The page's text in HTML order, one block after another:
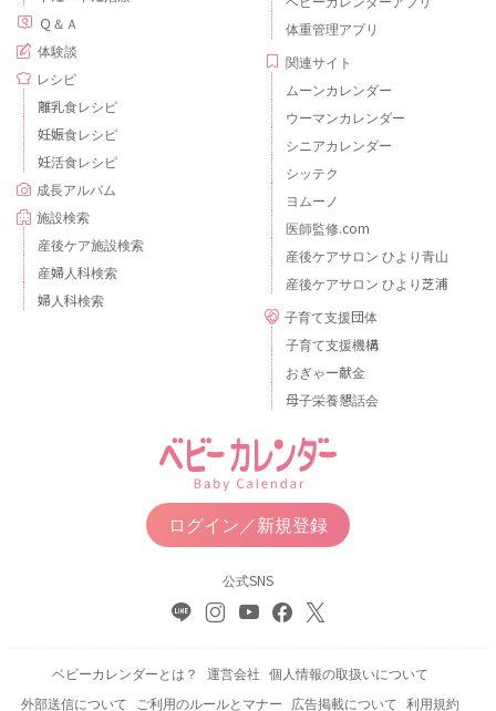
Ｑ＆Ａ
体験談
レシピ
離乳食レシピ
妊娠食レシピ
妊活食レシピ
成長アルバム
施設検索
産後ケア施設検索
産婦人科検索
婦人科検索
体重管理アプリ
関連サイト
ムーンカレンダー
ウーマンカレンダー
シニアカレンダー
シッテク
ヨムーノ
医師監修.com
産後ケアサロン ひより青山
産後ケアサロン ひより芝浦
子育て支援団体
子育て支援機構
おぎゃー献金
母子栄養懇話会
ログイン／新規登録
公式SNS
ベビーカレンダーとは？ 運営会社 個人情報の取扱いについて
外部送信について
ご利用のルールとマナー 広告掲載について 利用規約